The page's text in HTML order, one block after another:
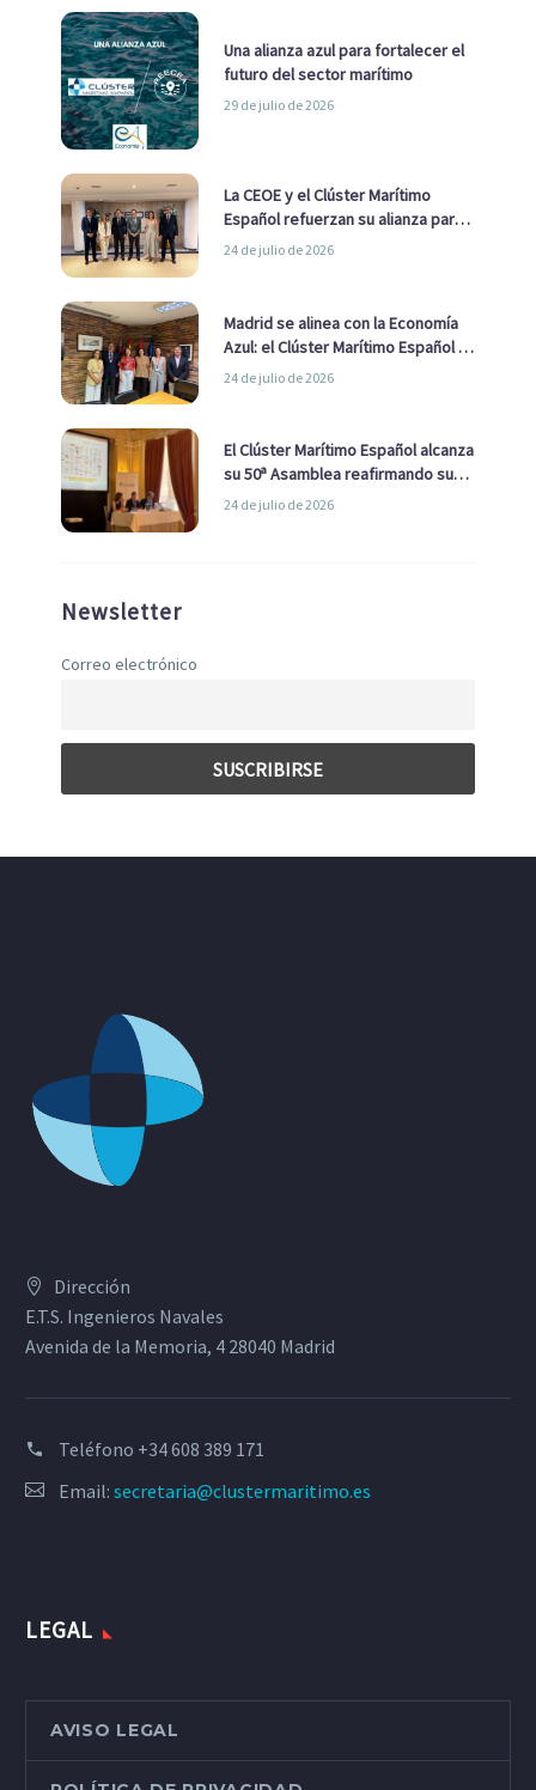
Una alianza azul para fortalecer el
futuro del sector marítimo
29 de julio de 2026
La CEOE y el Clúster Marítimo
Español refuerzan su alianza para
impulsar una estrategia Nacional
24 de julio de 2026
Madrid se alinea con la Economía
Azul: el Clúster Marítimo Español y
la Real Liga Naval avanzan alianzas
24 de julio de 2026
El Clúster Marítimo Español alcanza
su 50ª Asamblea reafirmando su
liderazgo en la Economía Azul
24 de julio de 2026
Newsletter
Correo electrónico
Dirección
E.T.S. Ingenieros Navales
Avenida de la Memoria, 4 28040 Madrid
Teléfono +34 608 389 171
Email: secretaria@clustermaritimo.es
LEGAL
AVISO LEGAL